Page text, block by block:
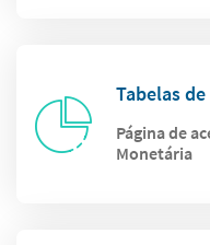
Tabelas
Página de
Monetária